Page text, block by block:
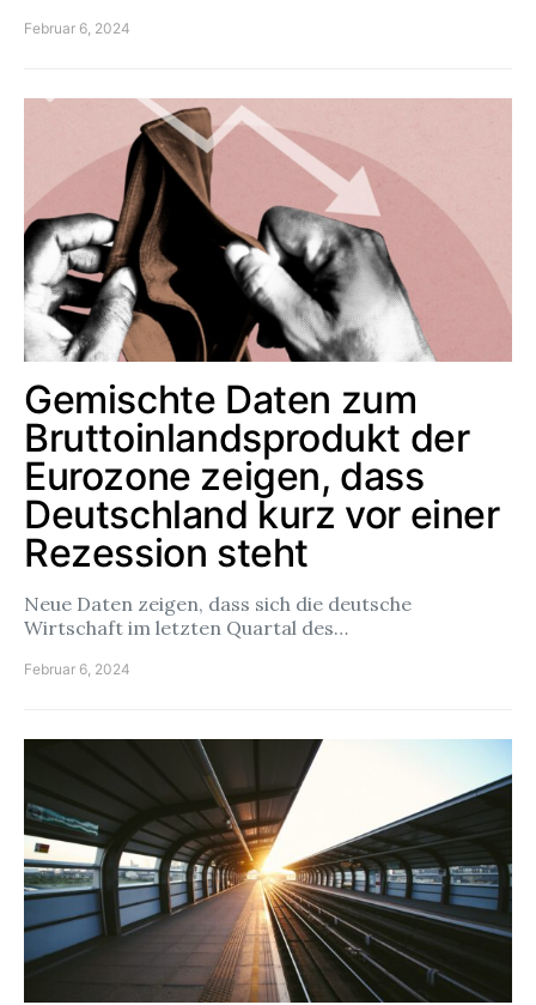
Februar 6, 2024
Gemischte Daten zum
Bruttoinlandsprodukt der
Eurozone zeigen, dass
Deutschland kurz vor einer
Rezession steht
Neue Daten zeigen, dass sich die deutsche
Wirtschaft im letzten Quartal des…
Februar 6, 2024